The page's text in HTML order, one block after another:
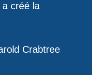
a créé la